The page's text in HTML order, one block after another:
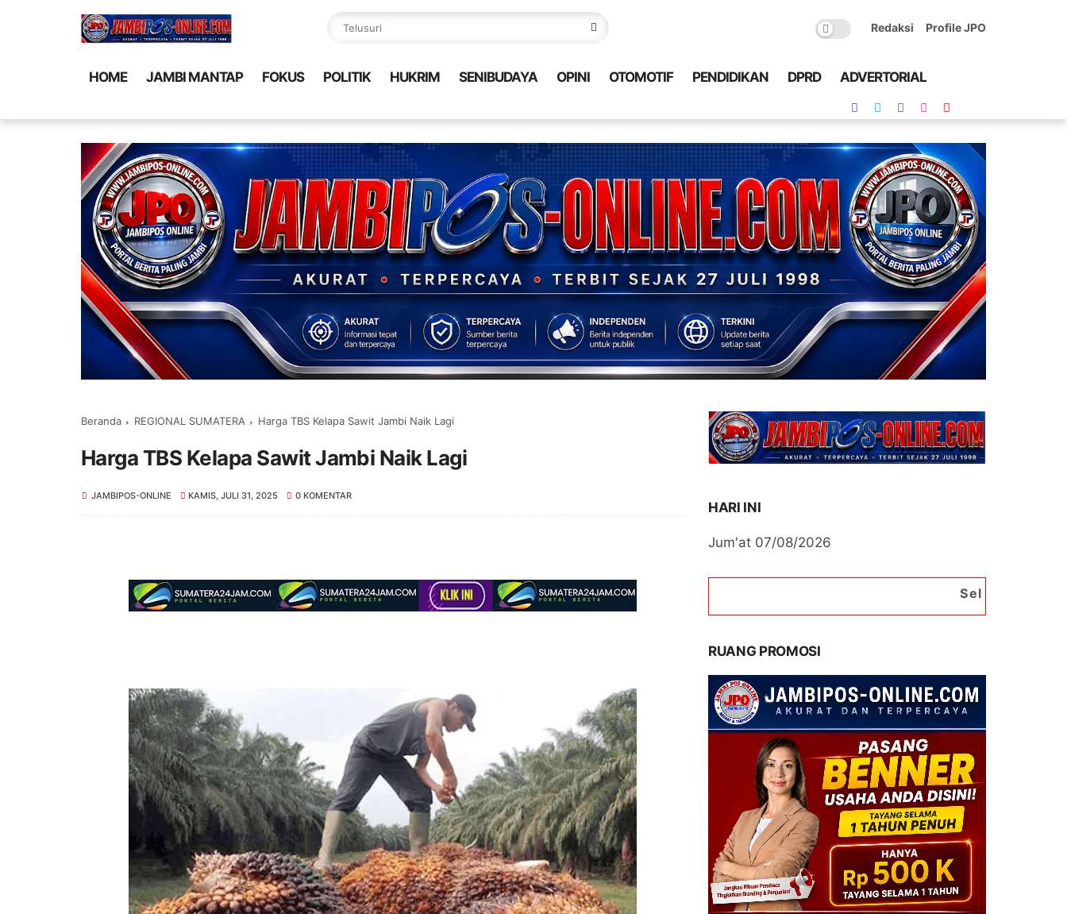
Redaksi Profile JPO
HOME JAMBI MANTAP FOKUS POLITIK HUKRIM SENIBUDAYA OPINI OTOMOTIF PENDIDIKAN DPRD ADVERTORIAL
Beranda REGIONAL SUMATERA Harga TBS Kelapa Sawit Jambi Naik Lagi
Harga TBS Kelapa Sawit Jambi Naik Lagi
JAMBIPOS-ONLINE KAMIS, JULI 31, 2025 0 KOMENTAR
HARI INI
Jum'at 07/08/2026
Selamat Datang di
RUANG PROMOSI